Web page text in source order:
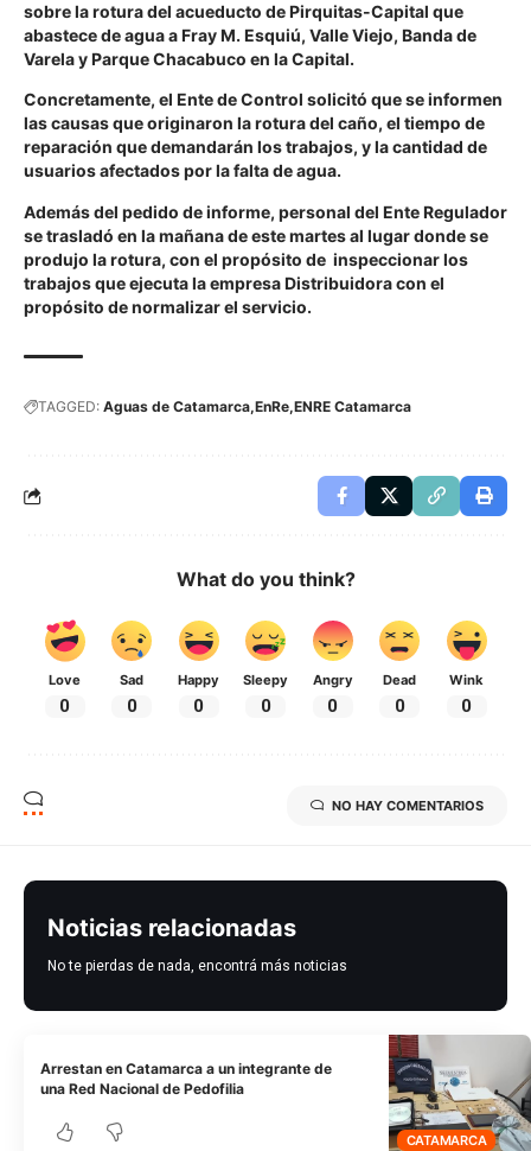
sobre la rotura del acueducto de Pirquitas-Capital que
abastece de agua a Fray M. Esquiú, Valle Viejo, Banda de
Varela y Parque Chacabuco en la Capital.
Concretamente, el Ente de Control solicitó que se informen
las causas que originaron la rotura del caño, el tiempo de
reparación que demandarán los trabajos, y la cantidad de
usuarios afectados por la falta de agua.
Además del pedido de informe, personal del Ente Regulador
se trasladó en la mañana de este martes al lugar donde se
produjo la rotura, con el propósito de inspeccionar los
trabajos que ejecuta la empresa Distribuidora con el
propósito de normalizar el servicio.
TAGGED: Aguas de Catamarca EnRe ENRE Catamarca
What do you think?
Love
0
Sad
0
Happy
0
Sleepy
0
Angry
0
Dead
0
Wink
0
NO HAY COMENTARIOS
Noticias relacionadas
No te pierdas de nada, encontrá más noticias
CATAMARCA
Arrestan en Catamarca a un integrante de
una Red Nacional de Pedofilia